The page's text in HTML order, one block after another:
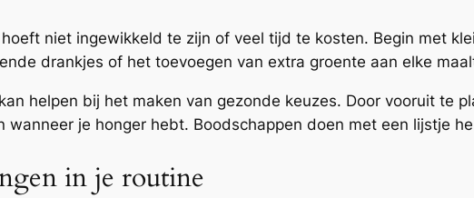
niet ingewikkeld te zijn of veel tijd te kosten. Begin met
drankjes of het toevoegen van extra groente aan elke
helpen bij het maken van gezonde keuzes. Door vooruit te
wanneer je honger hebt. Boodschappen doen met een lijstje
in je routine